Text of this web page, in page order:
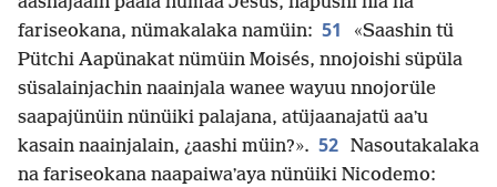
fariseokana, nümakalaka namüin: 51
«Saashin tü
Pütchi Aapünakat nümüin Moisés, nnojoishi süpüla
süsalainjachin naainjala wanee wayuu nnojorüle
saapajünüin nünüiki palajana, atüjaanajatü aaʼu
kasain naainjalain, ¿aashi müin?». 52 Nasoutakalaka
na fariseokana naapaiwaʼaya nünüiki Nicodemo: